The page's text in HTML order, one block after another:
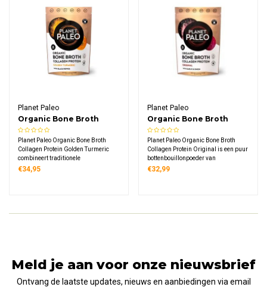
Planet Paleo
Organic Bone Broth
Collagen Protein Golden
Turmeric
Planet Paleo Organic Bone Broth
Collagen Protein Golden Turmeric
combineert traditionele
runderbottenbouillon met biologische
€34,95
Planet Paleo
Organic Bone Broth
Collagen Protein
Original
Planet Paleo Organic Bone Broth
Collagen Protein Original is een puur
bottenbouillonpoeder van
grasgevoerde biologische runderen.
€32,99
Meld je aan voor onze nieuwsbrief
Ontvang de laatste updates, nieuws en aanbiedingen via email